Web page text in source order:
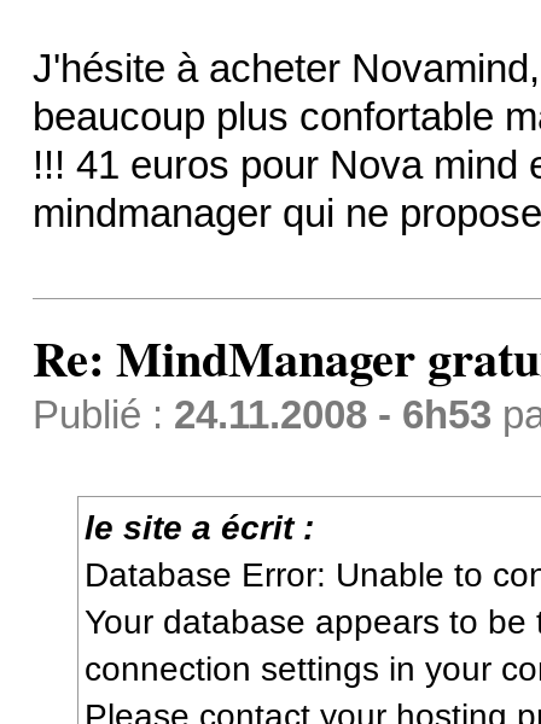
J'hésite à acheter
beaucoup plus confortable
!!! 41 euros pour Nova mind
mindmanager qui ne
Re: MindManager
Publié : 24.11.2008 - 6h53
le site a écrit :
Database Error: Unable to
Your database appears to
connection settings in your
Please contact your hosting